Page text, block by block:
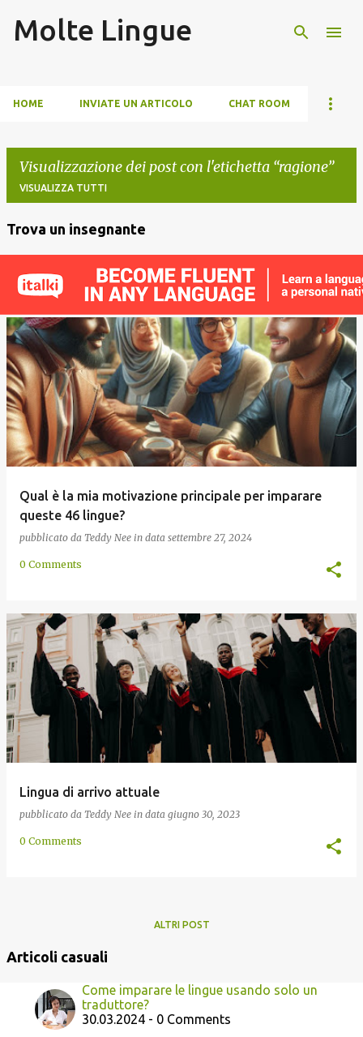
Molte Lingue
HOME INVIATE UN ARTICOLO CHAT ROOM
Visualizzazione dei post con l'etichetta ragione
VISUALIZZA TUTTI
t
Trova un insegnante
Qual è la mia motivazione principale per imparare
queste 46 lingue?
pubblicato da Teddy Nee in data settembre 27, 2024
0 Comments
Lingua di arrivo attuale
pubblicato da Teddy Nee in data giugno 30, 2023
0 Comments
ALTRI POST
Articoli casuali
Come imparare le lingue usando solo un
traduttore?
30.03.2024 - 0 Comments